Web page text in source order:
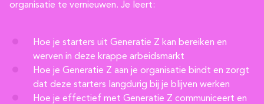
organisatie te vernieuwen. Je leert:
Hoe je starters uit Generatie Z kan bereiken en
werven in deze krappe arbeidsmarkt
Hoe je Generatie Z aan je organisatie bindt en zorgt
dat deze starters langdurig bij je blijven werken
Hoe je effectief met Generatie Z communiceert en